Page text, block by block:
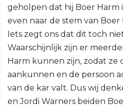
geholpen dat hij Boer Harm
even naar de stem van Boer
Iets zegt ons dat dit toch
Waarschijnlijk zijn er
Harm kunnen zijn, zodat ze
aankunnen en de persoon
van de kar valt. Dus wij
en Jordi Warners beiden